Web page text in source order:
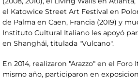
el Katowice Street Art Festival en
de Palma en Caen, Francia (2019) y
Instituto Cultural Italiano les apoyó
en Shanghái, titulada "Vulcano".
En 2014, realizaron "Arazzo" en el Foro
mismo año, participaron en